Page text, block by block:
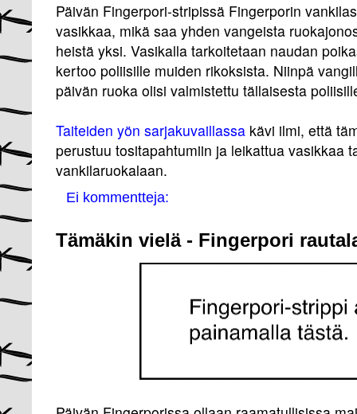
Päivän Fingerpori-stripissä Fingerporin
vasikkaa, mikä saa yhden vangeista
heistä yksi. Vasikalla tarkoitetaan naudan
kertoo poliisille muiden rikoksista. Niinpä
päivän ruoka olisi valmistettu tällaisesta
Taiteiden yön sarjakuvaillassa kävi ilmi, että
perustuu tositapahtumiin ja leikattua vasikkaa
vankilaruokalaan.
Ei kommentteja:
Tämäkin vielä - Fingerpori